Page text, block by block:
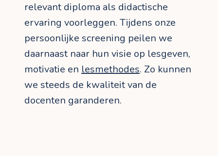
relevant diploma als didactische
ervaring voorleggen. Tijdens onze
persoonlijke screening peilen we
daarnaast naar hun visie op lesgeven,
motivatie en lesmethodes. Zo kunnen
we steeds de kwaliteit van de
docenten garanderen.